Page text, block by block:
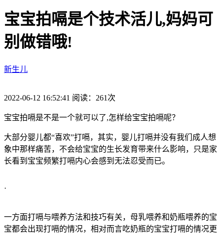
宝宝拍嗝是个技术活儿,妈妈可
别做错哦!
新生儿
2022-06-12 16:52:41 阅读：261次
宝宝拍嗝是不是一个就可以了,怎样给宝宝拍嗝呢？
大部分婴儿都“喜欢”打嗝，其实，婴儿打嗝并没有我们成人想
象中那样痛苦，不会给宝宝的生长发育带来什么影响，只是家
长看到宝宝频繁打嗝内心会感到无法忍受而已。
·
一方面打嗝与喂养方法和技巧有关，母乳喂养和奶瓶喂养的宝
宝都会出现打嗝的情况，相对而言吃奶瓶的宝宝打嗝的情况更